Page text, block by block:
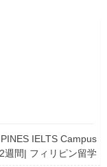
IELTS Campus
週間| フィリピン留学